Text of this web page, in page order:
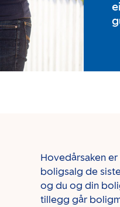
Hovedårsaken
boligsalg de
og du og din
tillegg går